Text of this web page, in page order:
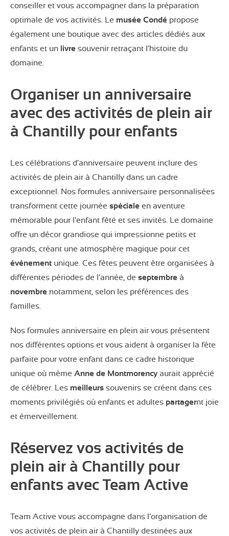
conseiller et vous accompagner dans la préparation
optimale de vos activités. Le musée Condé propose
également une boutique avec des articles dédiés aux
enfants et un livre souvenir retraçant l’histoire du
domaine.
Organiser un anniversaire
avec des activités de plein air
à Chantilly pour enfants
Les célébrations d’anniversaire peuvent inclure des
activités de plein air à Chantilly dans un cadre
exceptionnel. Nos formules anniversaire personnalisées
transforment cette journée spéciale en aventure
mémorable pour l’enfant fêté et ses invités. Le domaine
offre un décor grandiose qui impressionne petits et
grands, créant une atmosphère magique pour cet
événement unique. Ces fêtes peuvent être organisées à
différentes périodes de l’année, de septembre à
novembre notamment, selon les préférences des
familles.
Nos formules anniversaire en plein air vous présentent
nos différentes options et vous aident à organiser la fête
parfaite pour votre enfant dans ce cadre historique
unique où même Anne de Montmorencyaurait apprécié
de célébrer. Les meilleurs souvenirs se créent dans ces
moments privilégiés où enfants et adultes partagernt joie
et émerveillement.
Réservez vos activités de
plein air à Chantilly pour
enfants avec Team Active
Team Active vous accompagne dans l’organisation de
vos activités de plein air à Chantilly destinées aux